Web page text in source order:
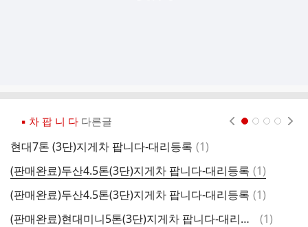
▪ 차 팝 니 다 다른글
현대7톤 (3단)지게차 팝니다-대리등록 댓
(1)
(판매완료)두산4.5톤(3단)지게차 팝니다-대리등록 댓
글
(1)
(판매완료)두산4.5톤(3단)지게차 팝니다-대리등록 댓
(1)
(판매완료)현대미니5톤(3단)지게차 팝니다-대리등록
댓
(1)